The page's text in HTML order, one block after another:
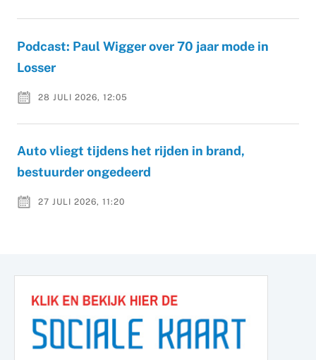
Podcast: Paul Wigger over 70 jaar mode in
Losser
28 JULI 2026, 12:05
Auto vliegt tijdens het rijden in brand,
bestuurder ongedeerd
27 JULI 2026, 11:20